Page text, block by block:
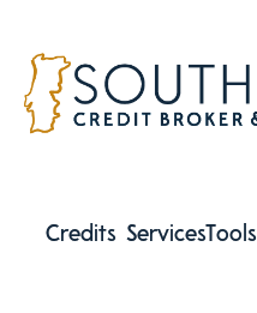
Credits ServicesTools